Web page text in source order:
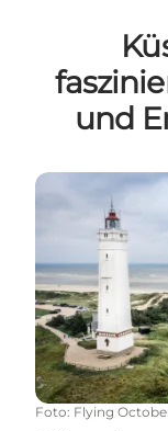
und
Blåvand
Foto: Flying